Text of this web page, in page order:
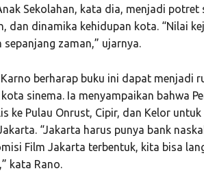
Sekolahan, kata dia, menjadi potret
dan dinamika kehidupan kota. “Nilai
zaman,” ujarnya.
berharap buku ini dapat menjadi
sinema. Ia menyampaikan bahwa
ke Pulau Onrust, Cipir, dan Kelor untuk
“Jakarta harus punya bank
Film Jakarta terbentuk, kita bisa
kata Rano.